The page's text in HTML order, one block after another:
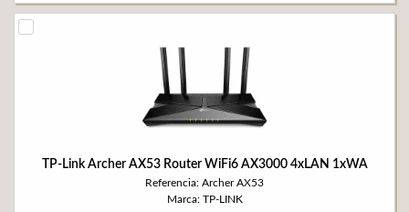
TP-Link Archer AX53 Router WiFi6 AX3000 4xLAN 1xWA
Referencia: Archer AX53
Marca: TP-LINK